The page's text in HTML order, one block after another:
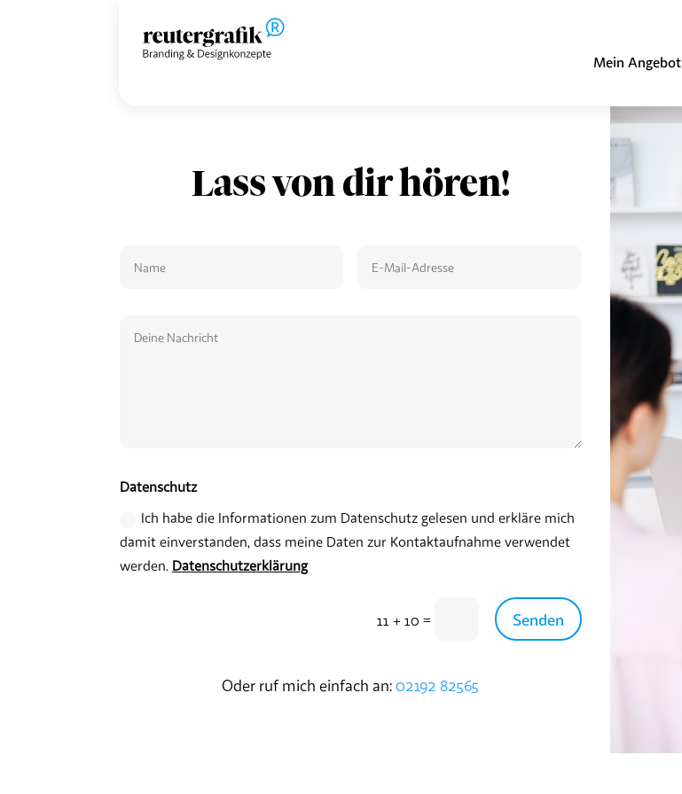
Mein Angebot
Lass von dir hören!
Datenschutz
Ich habe die Informationen zum Datenschutz gelesen und erkläre mich
damit einverstanden, dass meine Daten zur Kontaktaufnahme verwendet
werden. Datenschutzerklärung
11 + 10 = Senden
Oder ruf mich einfach an:02192 82565